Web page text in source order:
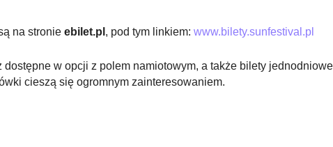
na stronie ebilet.pl , pod tym linkiem: www.bilety.sunfestival.pl
w opcji z polem namiotowym, a także bilety
cieszą się ogromnym zainteresowaniem.